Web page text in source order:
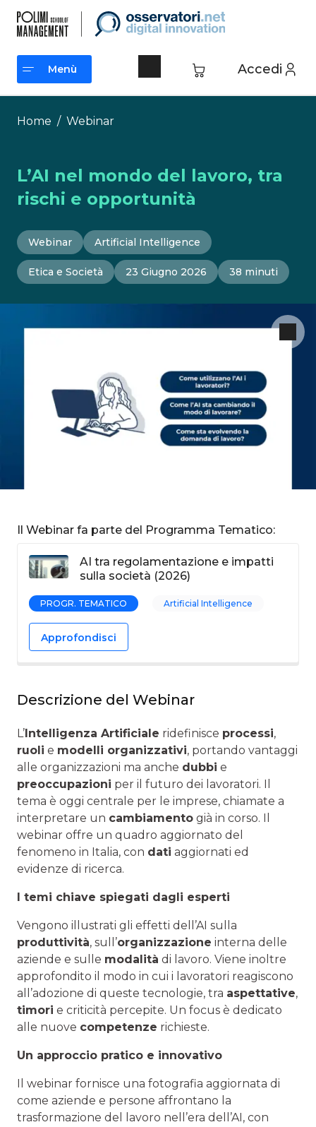
contenuto
Accedi
Menù
Menù
Home / Webinar
L’AI nel mondo del lavoro, tra
rischi e opportunità
Webinar Artificial Intelligence
Etica e Società 23 Giugno 2026 38 minuti
Il Webinar fa parte del Programma Tematico:
AI tra regolamentazione e impatti
sulla società (2026)
PROGR. TEMATICO Artificial Intelligence
Approfondisci
Descrizione del Webinar
L’ Intelligenza Artificiale ridefinisce processi,
ruoli e modelli organizzativi, portando vantaggi
alle organizzazioni ma anche dubbi e
preoccupazioni per il futuro dei lavoratori. Il
tema è oggi centrale per le imprese, chiamate a
interpretare un cambiamento già in corso. Il
webinar offre un quadro aggiornato del
fenomeno in Italia, con dati aggiornati ed
evidenze di ricerca.
I temi chiave spiegati dagli esperti
Vengono illustrati gli effetti dell’AI sulla
produttività, sull’organizzazione interna delle
aziende e sulle modalità di lavoro. Viene inoltre
approfondito il modo in cui i lavoratori reagiscono
all’adozione di queste tecnologie, tra aspettative,
timori e criticità percepite. Un focus è dedicato
alle nuove competenze richieste.
Un approccio pratico e innovativo
Il webinar fornisce una fotografia aggiornata di
come aziende e persone affrontano la
trasformazione del lavoro nell’era dell’AI, con